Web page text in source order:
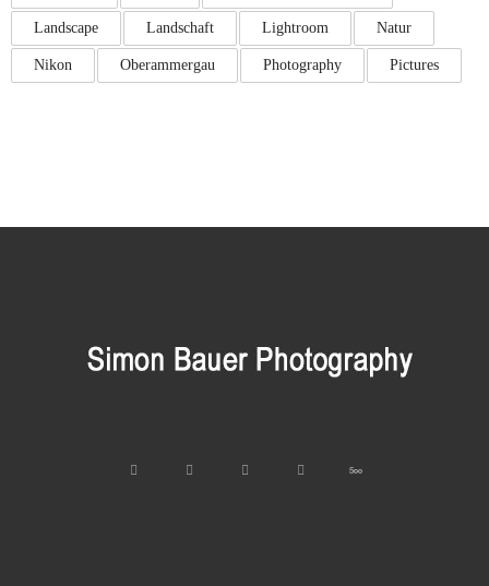
Landscape Landschaft Lightroom Natur
Nikon Oberammergau Photography Pictures